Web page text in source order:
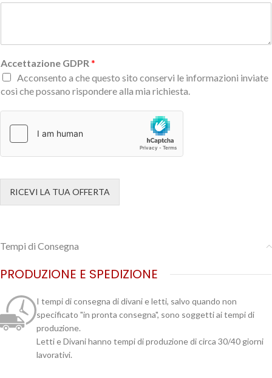
Accettazione GDPR *
Acconsento a che questo sito conservi le informazioni inviate
così che possano rispondere alla mia richiesta.
RICEVI LA TUA OFFERTA
Tempi di Consegna
PRODUZIONE E SPEDIZIONE
I tempi di consegna di divani e letti, salvo quando non
specificato "in pronta consegna", sono soggetti ai tempi di
produzione.
Letti e Divani hanno tempi di produzione di circa 30/40 giorni
lavorativi.